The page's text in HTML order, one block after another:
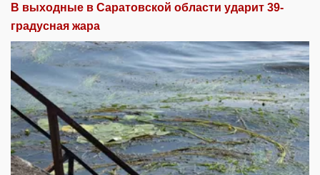
В выходные в Саратовской области ударит 39-
градусная жара